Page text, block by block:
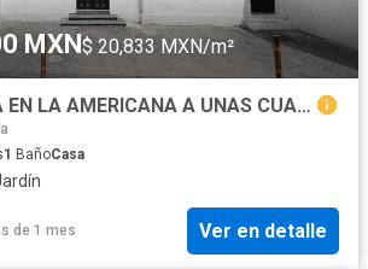
MXN$ 20,833 MXN/m²
CASA EN VENTA EN LA AMERICANA A UNAS CUADRAS DE UNIVERSIDAD DE GUADALAJARA
1 BañoCasa
de 1 mes Ver en detalle